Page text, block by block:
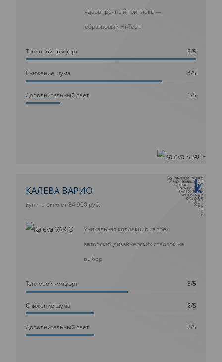
ударопрочный триплекс —
образцовый Hi-Tech
Тепловой комфорт 5/5
Cнижение шума 4/5
Дополнительный свет 1/5
10 ЛЕТ ГАРАНТИИ
КАЛЕВА ВАРИО
купить окно от 34 900 руб.
Уникальная коллекция из трех
авторских дизайнерских створок на
выбор
Тепловой комфорт 3/5
Cнижение шума 2/5
Дополнительный свет 2/5